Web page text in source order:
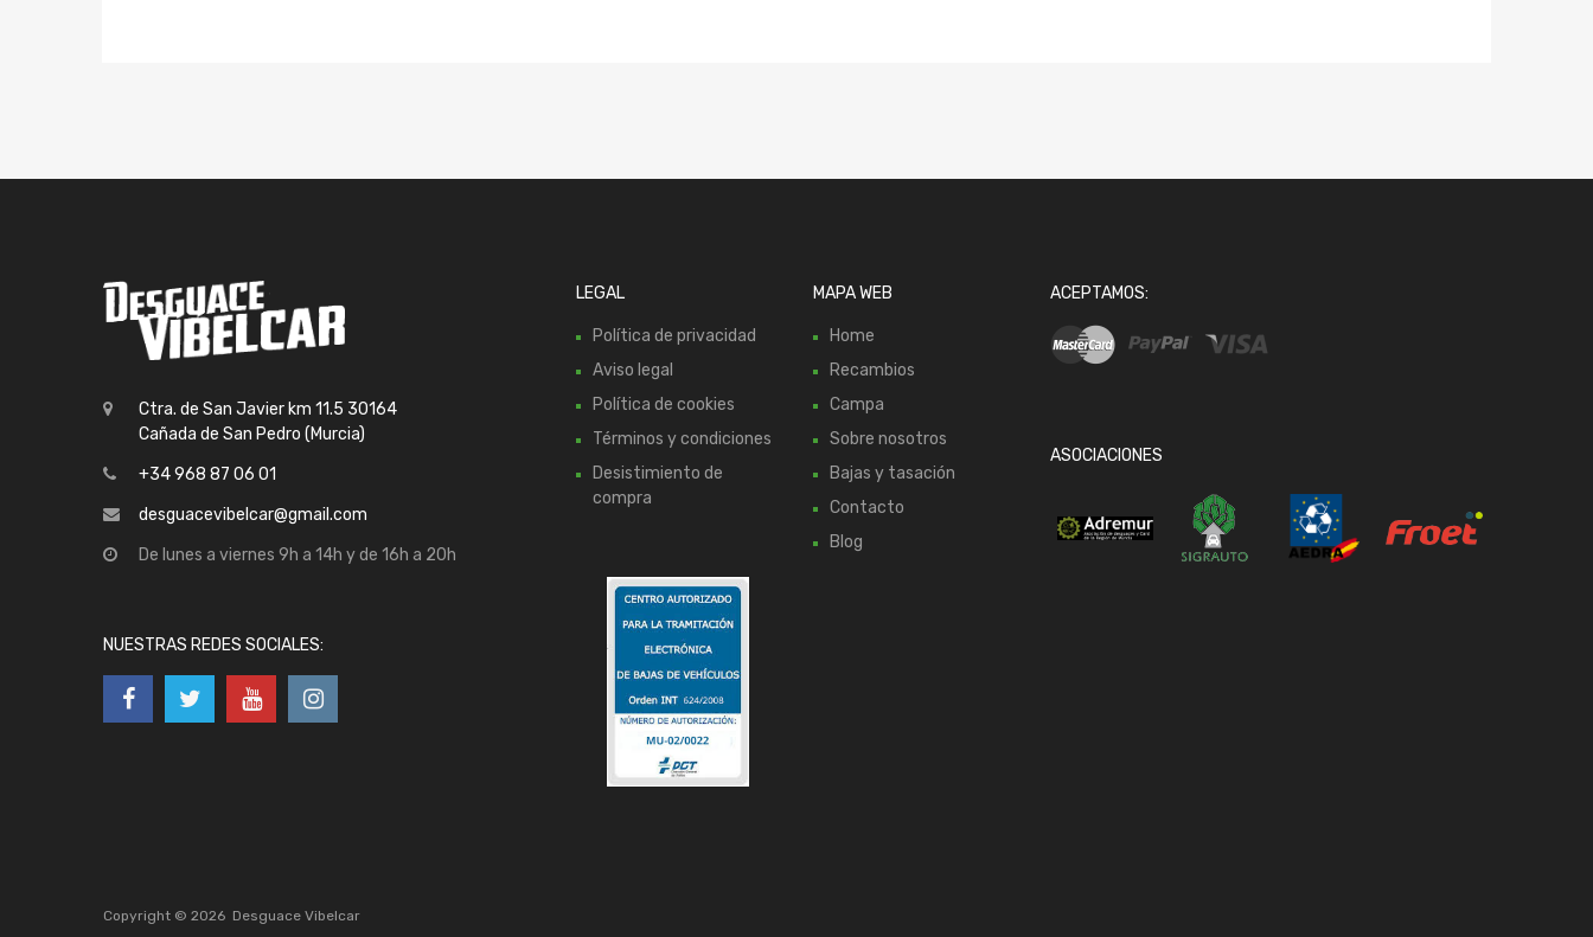
Ctra. de San Javier km 11.5 30164
Cañada de San Pedro (Murcia)
+34 968 87 06 01
desguacevibelcar@gmail.com
De lunes a viernes 9h a 14h y de 16h a 20h
NUESTRAS REDES SOCIALES:
LEGAL
Política de privacidad
Aviso legal
Política de cookies
Términos y condiciones
Desistimiento de
compra
MAPA WEB
Home
Recambios
Campa
Sobre nosotros
Bajas y tasación
Contacto
Blog
ACEPTAMOS:
ASOCIACIONES
Copyright © 2026 Desguace Vibelcar